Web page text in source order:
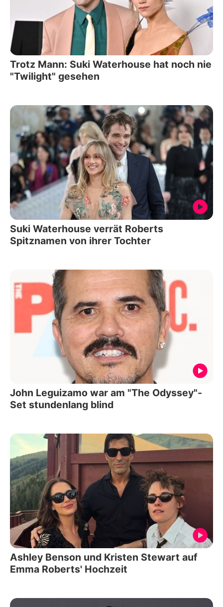
Trotz Mann: Suki Waterhouse hat noch nie
"Twilight" gesehen
Suki Waterhouse verrät Roberts
Spitznamen von ihrer Tochter
John Leguizamo war am "The Odyssey"-
Set stundenlang blind
Ashley Benson und Kristen Stewart auf
Emma Roberts' Hochzeit